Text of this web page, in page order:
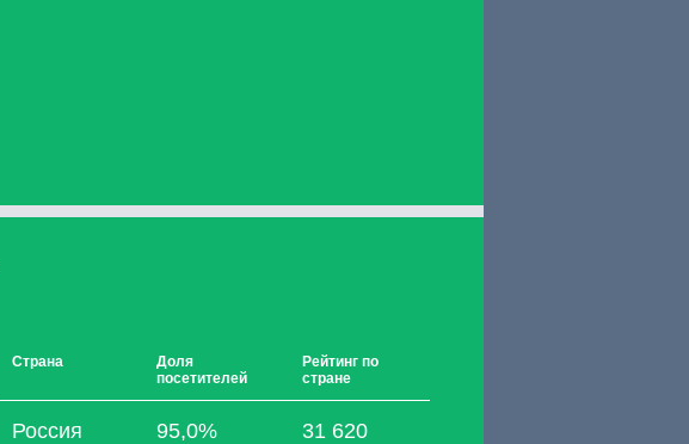
Страна
Доля
посетителей
Рейтинг по
стране
Россия 95,0% 31 620